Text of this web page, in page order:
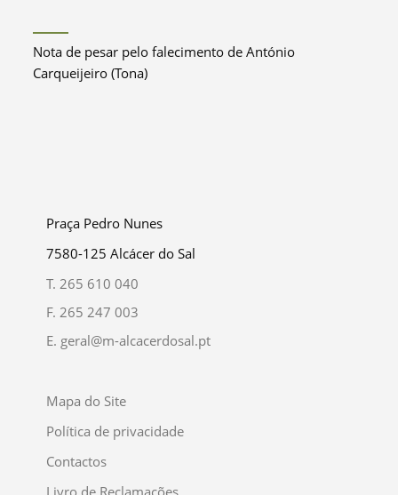
Nota de pesar pelo falecimento de António
Carqueijeiro (Tona)
Praça Pedro Nunes
7580-125 Alcácer do Sal
T. 265 610 040
F. 265 247 003
E. geral@m-alcacerdosal.pt
Mapa do Site
Política de privacidade
Contactos
Livro de Reclamações